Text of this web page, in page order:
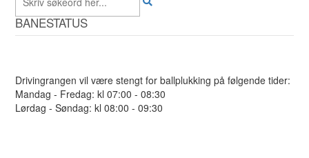
BANESTATUS
Drivingrangen vil være stengt for ballplukking på følgende tider:
Mandag - Fredag: kl 07:00 - 08:30
Lørdag - Søndag: kl 08:00 - 09:30